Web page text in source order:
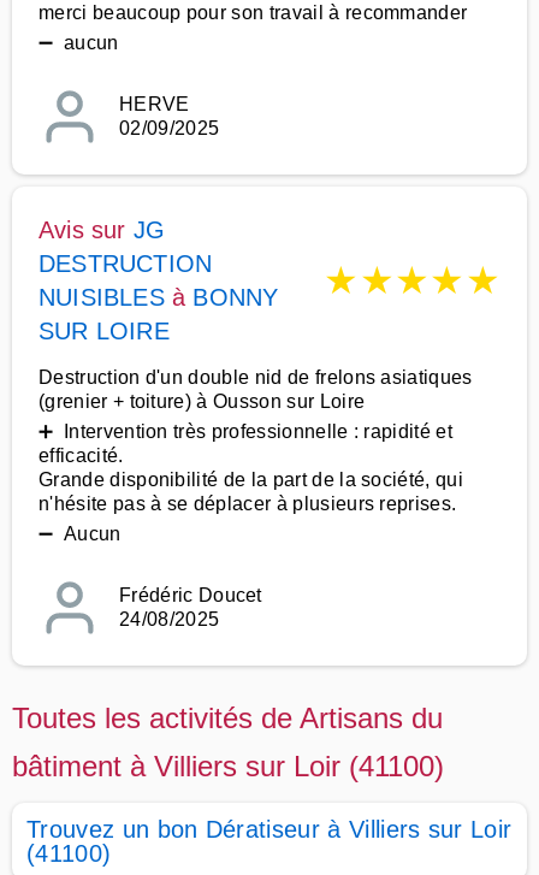
merci beaucoup pour son travail à recommander
➖ aucun
HERVE
02/09/2025
Avis sur JG
DESTRUCTION
NUISIBLESà BONNY
SUR LOIRE
★★★★★
Destruction d'un double nid de frelons asiatiques
(grenier + toiture) à Ousson sur Loire
➕ Intervention très professionnelle : rapidité et
efficacité.
Grande disponibilité de la part de la société, qui
n'hésite pas à se déplacer à plusieurs reprises.
➖ Aucun
Frédéric Doucet
24/08/2025
Toutes les activités de Artisans du
bâtiment à Villiers sur Loir (41100)
Trouvez un bon Dératiseur à Villiers sur Loir
(41100)